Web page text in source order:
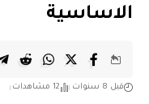
الاساسية
قبل 8 سنوات 12 مشاهدات